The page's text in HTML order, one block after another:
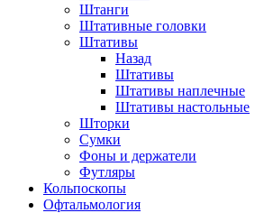
Штанги
Штативные головки
Штативы
Назад
Штативы
Штативы наплечные
Штативы настольные
Шторки
Сумки
Фоны и держатели
Футляры
Кольпоскопы
Офтальмология